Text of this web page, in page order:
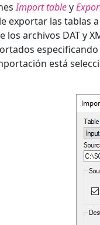
Import tabley
exportar las tablas
los archivos DAT y
está